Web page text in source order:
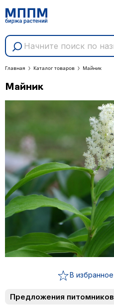
Главная Каталог товаров Майник
Майник
В избранное
Предложения питомников